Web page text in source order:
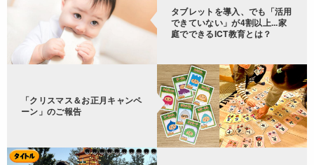
タブレットを導入、でも「活用
できていない」が4割以上...家
庭でできるICT教育とは？
「クリスマス＆お正月キャンペ
ーン」のご報告